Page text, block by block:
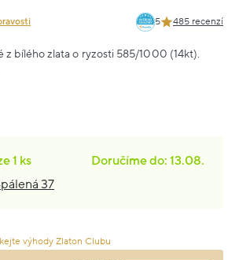
5 485 recenzí
z bílého zlata o ryzosti 585/1000 (14kt).
1 ks
Doručíme do: 13.08.
37
výhody Zlaton Clubu